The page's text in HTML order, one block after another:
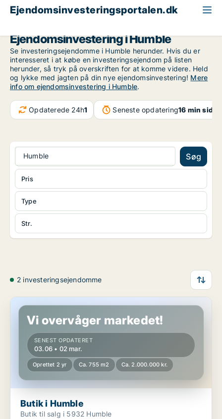
Ejendomsinvesteringsportalen.dk
Ejendomsinvestering i Humble
Se investeringsejendomme i Humble herunder. Hvis du er
interesseret i at købe en investeringsejendom på listen
herunder, så tryk på overskriften for at komme videre. Held
og lykke med jagten på din nye ejendomsinvestering! Mere
info om ejendomsinvestering i Humble.
Opdaterede 24h1 Seneste opdatering16 min siden
Humble Søg
Type
Str.
Pris
2 investeringsejendomme
Butik i Humble
Vi overvåger markedet!
SENEST OPDATERET
03.06 • 02 mar.
Oprettet 2 yr Ca. 755 m2 Ca. 2.000.000 kr.
Butik i Humble
Butik til salg i 5932 Humble